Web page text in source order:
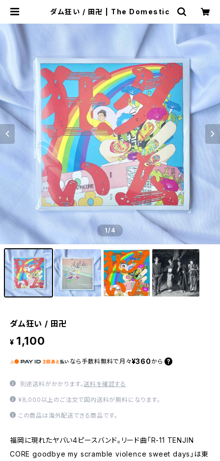
ダム狂い / 田卍 | The Domestic
1/4
ダム狂い / 田卍
¥ 1,100
なら 手数料無料で 月々¥360 から
別途送料がかかります。送料を確認する
¥8,000以上のご注文で国内送料が無料になります。
この商品は海外配送できる商品です。
福岡に現れたヤバい4ピースバンド。リード曲「R-11 TENJIN
CORE goodbye my scramble violence sweet days」は東